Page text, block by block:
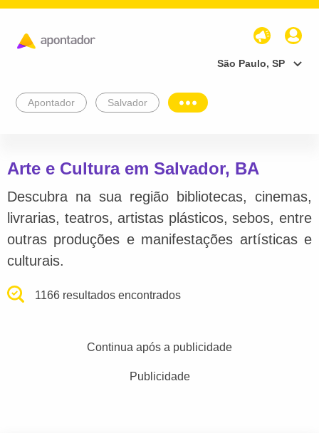
São Paulo, SP
Apontador Salvador
Arte e Cultura em Salvador, BA
Descubra na sua região bibliotecas, cinemas,
livrarias, teatros, artistas plásticos, sebos, entre
outras produções e manifestações artísticas e
culturais.
1166 resultados encontrados
Continua após a publicidade
Publicidade